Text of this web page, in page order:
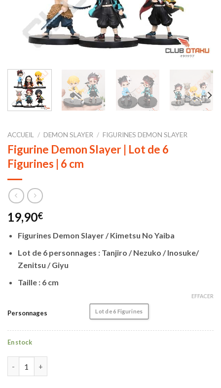
ACCUEIL / DEMON SLAYER / FIGURINES DEMON SLAYER
Figurine Demon Slayer | Lot de 6
Figurines | 6 cm
19,90€
Figurines Demon Slayer / Kimetsu No Yaiba
Lot de 6 personnages : Tanjiro / Nezuko / Inosuke/
Zenitsu / Giyu
Taille : 6 cm
Personnages Lot de 6 Figurines
EFFACER
En stock